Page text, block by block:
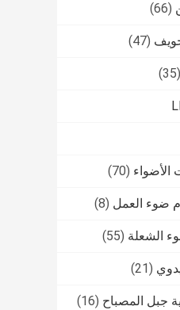
(66)
(47)
(35)
الأضواء (70)
ضوء العمل (8)
الشعلة (55)
(21)
جبل المصباح (16)